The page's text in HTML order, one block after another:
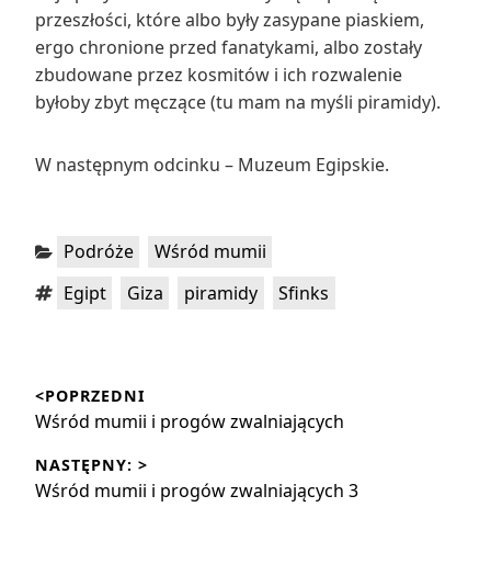
przeszłości, które albo były zasypane piaskiem,
ergo chronione przed fanatykami, albo zostały
zbudowane przez kosmitów i ich rozwalenie
byłoby zbyt męczące (tu mam na myśli piramidy).
W następnym odcinku – Muzeum Egipskie.
Kategorie:
Podróże
Wśród mumii
Tagi:Egipt Giza piramidy Sfinks
wpisu
<POPRZEDNI
Poprzedni
Wśród mumii i progów zwalniających
NASTĘPNY: >
Następny
Wśród mumii i progów zwalniających 3